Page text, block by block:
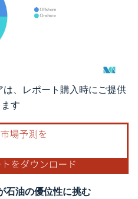
CC BY 4.0の表示が必要です。
、レポート購入時にご提供
ます
石油の優位性に挑む